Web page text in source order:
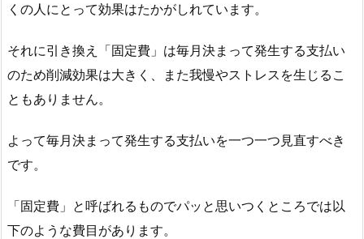
くの人にとって効果はたかがしれています。
それに引き換え「固定費」は毎月決まって発生する支払い
のため削減効果は大きく、また我慢やストレスを生じるこ
ともありません。
よって毎月決まって発生する支払いを一つ一つ見直すべき
です。
「固定費」と呼ばれるものでパッと思いつくところでは以
下のような費目があります。